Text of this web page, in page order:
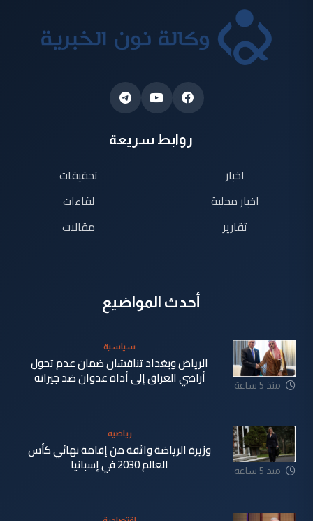
روابط سريعة
اخبار
اخبار محلية
تقارير
تحقيقات
لقاءات
مقالات
أحدث المواضيع
منذ 5 ساعة
سياسية
الرياض وبغداد تناقشان ضمان عدم تحول
أراضي العراق إلى أداة عدوان ضد جيرانه
منذ 5 ساعة
رياضية
وزيرة الرياضة واثقة من إقامة نهائي كأس
العالم 2030 في إسبانيا